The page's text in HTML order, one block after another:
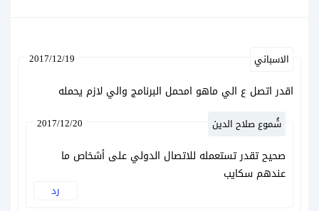
الاسباني 2017/12/19
اقدر اتصل ع الي ماهو امحمل البرنامج والي لازم يحمله
شُموع صلاح الدين 2017/12/20
صحيح تقدر تستعمله للاتصال الدولي على أشخاص ما
عندهم سكايب
رد